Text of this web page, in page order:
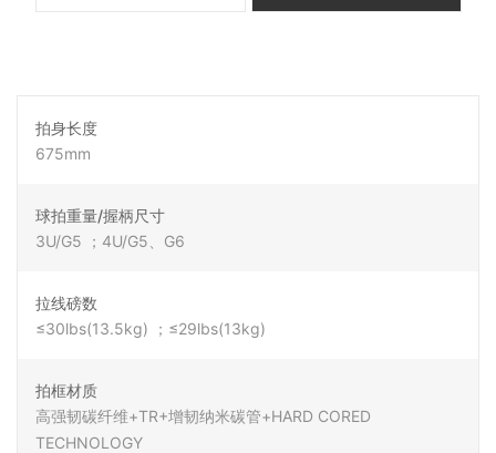
拍身长度
675mm
球拍重量/握柄尺寸
3U/G5 ；4U/G5、G6
拉线磅数
≤30lbs(13.5kg) ；≤29lbs(13kg)
拍框材质
高强韧碳纤维+TR+增韧纳米碳管+HARD CORED
TECHNOLOGY